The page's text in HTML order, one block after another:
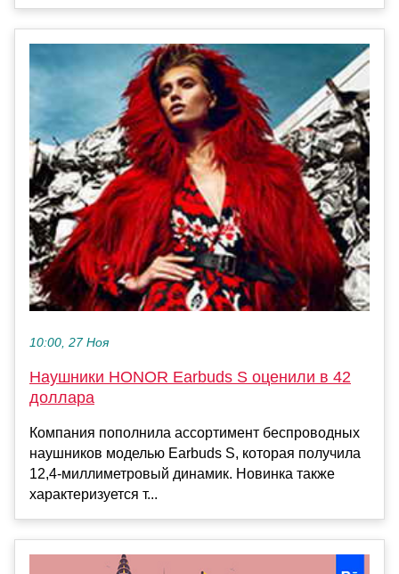
10:00, 27 Ноя
Наушники HONOR Earbuds S оценили в 42
доллара
Компания пополнила ассортимент беспроводных
наушников моделью Earbuds S, которая получила
12,4-миллиметровый динамик. Новинка также
характеризуется т...